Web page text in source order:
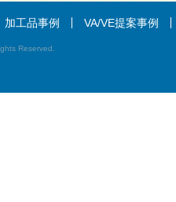
加工品事例 VA/VE提案事例
Reserved.